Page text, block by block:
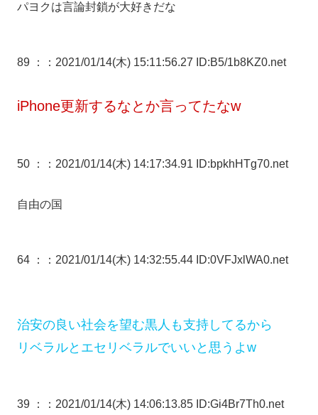
パヨクは言論封鎖が大好きだな
89 ： ：2021/01/14(木) 15:11:56.27 ID:B5/1b8KZ0.net
iPhone更新するなとか言ってたなw
50 ： ：2021/01/14(木) 14:17:34.91 ID:bpkhHTg70.net
自由の国
64 ： ：2021/01/14(木) 14:32:55.44 ID:0VFJxlWA0.net
治安の良い社会を望む黒人も支持してるから
リベラルとエセリベラルでいいと思うよw
39 ： ：2021/01/14(木) 14:06:13.85 ID:Gi4Br7Th0.net